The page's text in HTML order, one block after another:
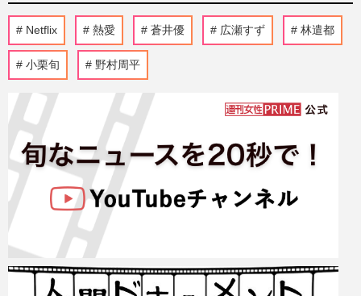
Netflix 熱愛 蒼井優 広瀬すず 林遣都
小栗旬 野村周平